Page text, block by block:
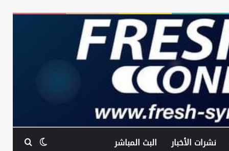
نشرات الأخبار البث المباشر الوضعبحث